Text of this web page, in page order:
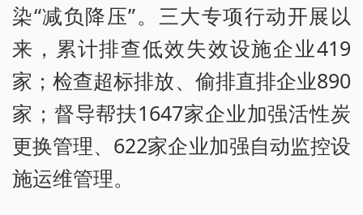
染“减负降压”。三大专项行动开展以
来，累计排查低效失效设施企业419
家；检查超标排放、偷排直排企业890
家；督导帮扶1647家企业加强活性炭
更换管理、622家企业加强自动监控设
施运维管理。